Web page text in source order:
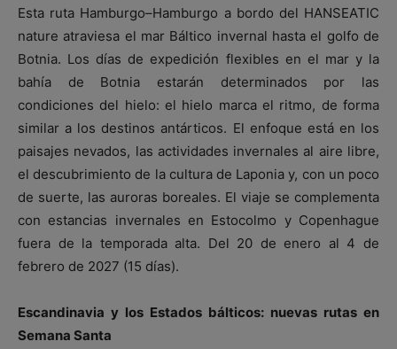
Esta ruta Hamburgo–Hamburgo a bordo del HANSEATIC
nature atraviesa el mar Báltico invernal hasta el golfo de
Botnia. Los días de expedición flexibles en el mar y la
bahía de Botnia estarán determinados por las
condiciones del hielo: el hielo marca el ritmo, de forma
similar a los destinos antárticos. El enfoque está en los
paisajes nevados, las actividades invernales al aire libre,
el descubrimiento de la cultura de Laponia y, con un poco
de suerte, las auroras boreales. El viaje se complementa
con estancias invernales en Estocolmo y Copenhague
fuera de la temporada alta. Del 20 de enero al 4 de
febrero de 2027 (15 días).
Escandinavia y los Estados bálticos: nuevas rutas en
Semana Santa